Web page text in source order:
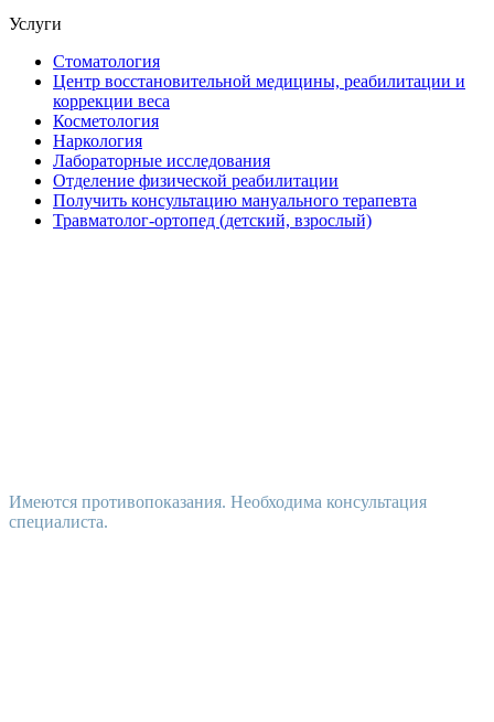
Услуги
Стоматология
Центр восстановительной медицины, реабилитации и
коррекции веса
Косметология
Наркология
Лабораторные исследования
Отделение физической реабилитации
Получить консультацию мануального терапевта
Травматолог-ортопед (детский, взрослый)
Имеются противопоказания. Необходима консультация
специалиста.